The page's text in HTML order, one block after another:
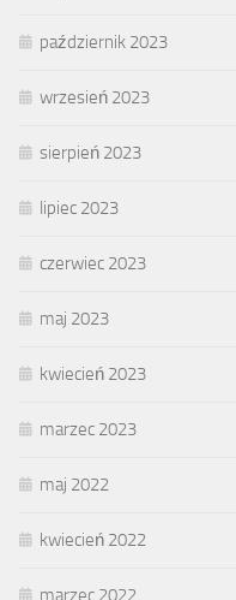
październik 2023
wrzesień 2023
sierpień 2023
lipiec 2023
czerwiec 2023
maj 2023
kwiecień 2023
marzec 2023
maj 2022
kwiecień 2022
marzec 2022